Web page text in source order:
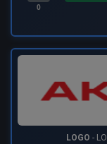
0
LOGO -